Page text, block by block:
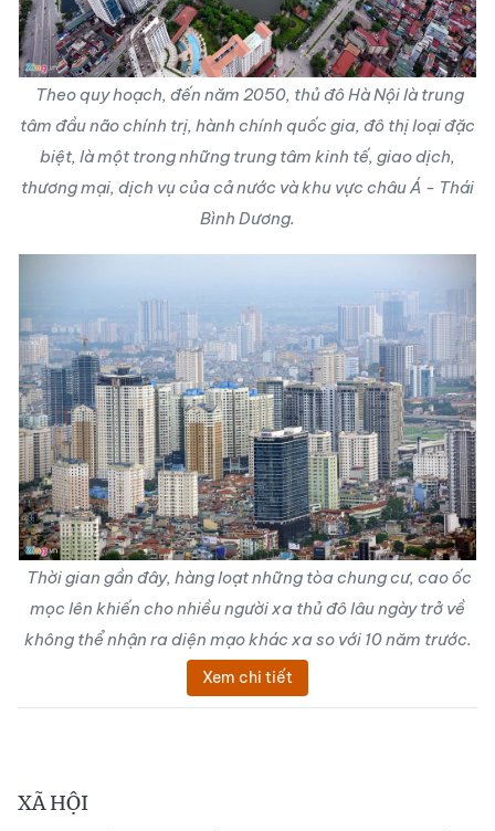
Theo quy hoạch, đến năm 2050, thủ đô Hà Nội là trung
tâm đầu não chính trị, hành chính quốc gia, đô thị loại đặc
biệt, là một trong những trung tâm kinh tế, giao dịch,
thương mại, dịch vụ của cả nước và khu vực châu Á - Thái
Bình Dương.
Thời gian gần đây, hàng loạt những tòa chung cư, cao ốc
mọc lên khiến cho nhiều người xa thủ đô lâu ngày trở về
không thể nhận ra diện mạo khác xa so với 10 năm trước.
Xem chi tiết
XÃ HỘI